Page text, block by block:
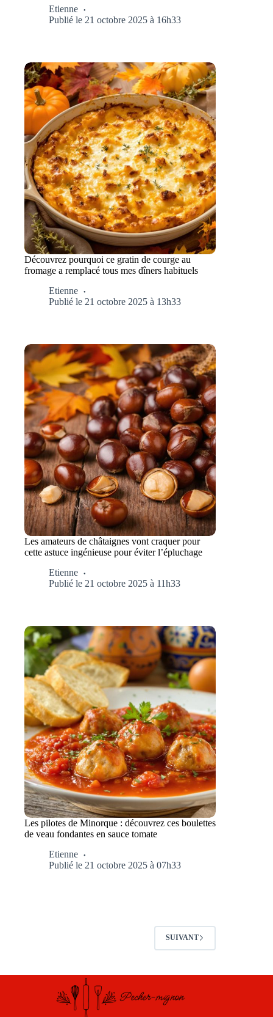
Etienne
Publié le 21 octobre 2025 à 16h33
Découvrez pourquoi ce gratin de courge au
fromage a remplacé tous mes dîners habituels
Etienne
Publié le 21 octobre 2025 à 13h33
Les amateurs de châtaignes vont craquer pour
cette astuce ingénieuse pour éviter l’épluchage
Etienne
Publié le 21 octobre 2025 à 11h33
Les pilotes de Minorque : découvrez ces boulettes
de veau fondantes en sauce tomate
Etienne
Publié le 21 octobre 2025 à 07h33
SUIVANT